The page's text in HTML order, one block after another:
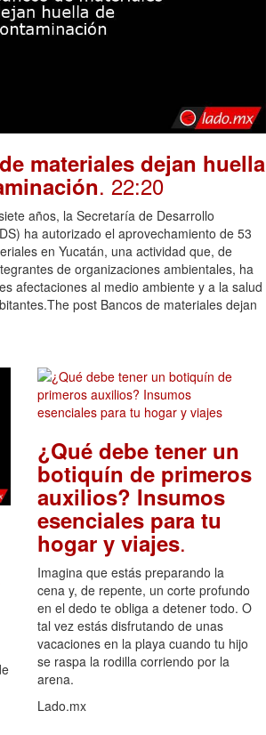
materiales dejan huella
. 22:20
años, la Secretaría de Desarrollo
ha autorizado el aprovechamiento de 53
en Yucatán, una actividad que, de
de organizaciones ambientales, ha
afectaciones al medio ambiente y a la salud
post Bancos de materiales dejan
¿Qué debe tener un
botiquín de primeros
auxilios? Insumos
esenciales para tu
hogar y viajes.
Imagina que estás preparando la
cena y, de repente, un corte profundo
en el dedo te obliga a detener todo. O
tal vez estás disfrutando de unas
vacaciones en la playa cuando tu hijo
se raspa la rodilla corriendo por la
arena.
Lado.mx